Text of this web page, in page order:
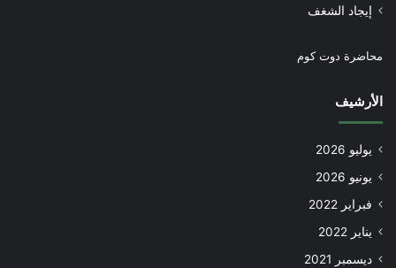
إيجاد الشغف
محاضرة دوت كوم
الأرشيف
يوليو 2026
يونيو 2026
فبراير 2022
يناير 2022
ديسمبر 2021